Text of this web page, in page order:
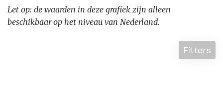
Let op: de waarden in deze grafiek zijn alleen
beschikbaar op het niveau van Nederland.
Filters